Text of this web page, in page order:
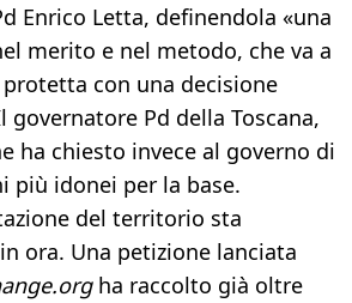
Enrico Letta, definendola «una
merito e nel metodo, che va a
protetta con una decisione
governatore Pd della Toscana,
ha chiesto invece al governo di
più idonei per la base.
del territorio sta
ora. Una petizione lanciata
ha raccolto già oltre